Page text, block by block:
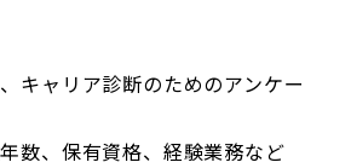
キャリア診断のためのアンケー
数、保有資格、経験業務など